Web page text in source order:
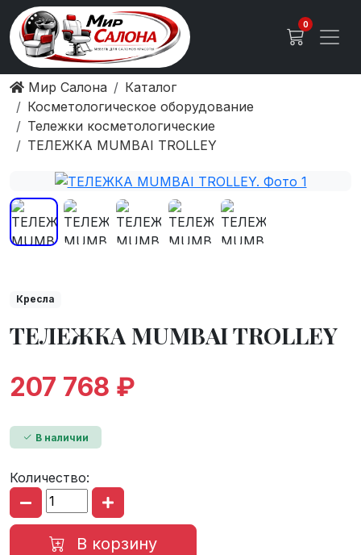
0
Мир Салона
Каталог
Косметологическое оборудование
Тележки косметологические
ТЕЛЕЖКА MUMBAI TROLLEY
Кресла
ТЕЛЕЖКА MUMBAI TROLLEY
207 768 ₽
В наличии
Количество:
В корзину